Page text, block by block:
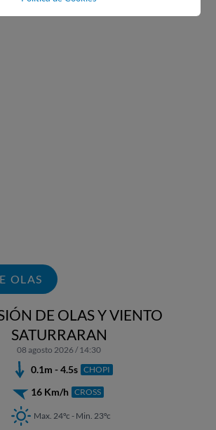
OLAS
DE OLAS Y VIENTO
SATURRARAN
08 agosto 2026 / 14:30
0.1m - 4.5s CHOPI
16 Km/h CROSS
Max. 24ºc - Min. 23ºc